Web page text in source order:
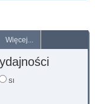
Więcej...
SI